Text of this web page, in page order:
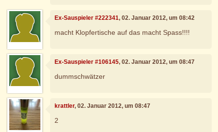
Ex-Sauspieler #222341, 02. Januar 2012, um 08:42
macht Klopfertische auf das macht Spass!!!!
Ex-Sauspieler #106145, 02. Januar 2012, um 08:47
dummschwätzer
krattler, 02. Januar 2012, um 08:47
2